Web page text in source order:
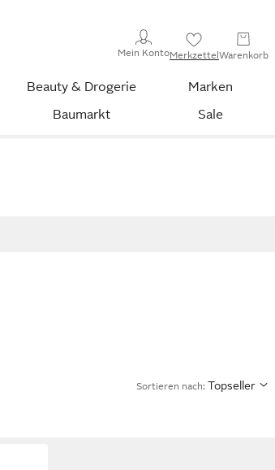
Mein KontoMerkzettelWarenkorb
Beauty & Drogerie
Marken
Baumarkt Sale
Sortieren nach: Topseller